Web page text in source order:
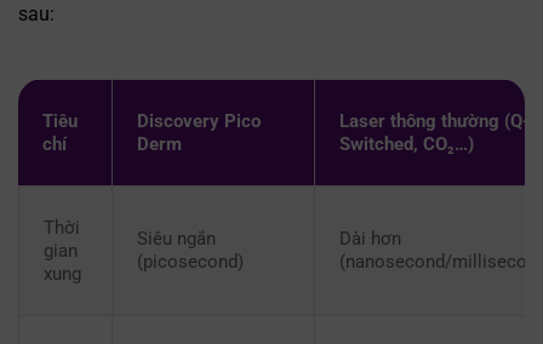
sau:
Tiêu
chí
Discovery Pico
Derm
Laser thông thường (Q-
Switched, CO₂…)
Thời
gian
xung
Siêu ngắn
(picosecond)
Dài hơn
(nanosecond/